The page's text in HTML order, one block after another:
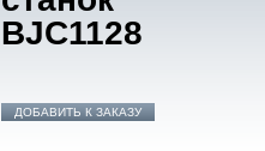
BJC1128
ДОБАВИТЬ К ЗАКАЗУ